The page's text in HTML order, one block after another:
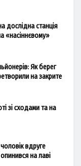
дослідна станція
«насіннєвому»
Як берег
на закрите
зі сходами та на
вдруге
на лаві